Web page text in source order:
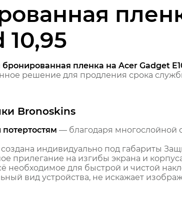
10,95
пленка на Acer Gadget
решение для продления срока
Bronoskins
— благодаря многослойной
индивидуально под габариты
прилегание на изгибы экрана и
необходимое для быстрой и чистой
вид устройства, не искажает